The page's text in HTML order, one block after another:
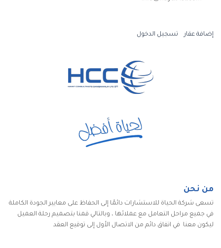
إضافة عقار تسجيل الدخول
من نحن
تسعى شركة الحياة للاستشارات دائمًا إلى الحفاظ على معايير الجودة الكاملة
في جميع مراحل التعامل مع عملائها ، وبالتالي قمنا بتصميم رحلة العميل
ليكون معنا في اتفاق دائم من الاتصال الأول إلى توقيع العقد